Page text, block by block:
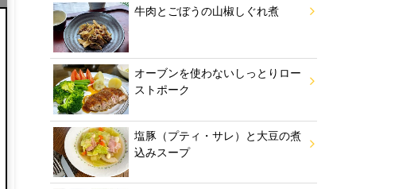
牛肉とごぼうの山椒しぐれ煮
オーブンを使わないしっとりロー
ストポーク
塩豚（プティ・サレ）と大豆の煮
込みスープ